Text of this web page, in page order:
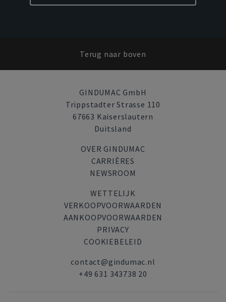
Terug naar boven
GINDUMAC GmbH
Trippstadter Strasse 110
67663 Kaiserslautern
Duitsland
OVER GINDUMAC
CARRIÈRES
NEWSROOM
WETTELIJK
VERKOOPVOORWAARDEN
AANKOOPVOORWAARDEN
PRIVACY
COOKIEBELEID
contact@gindumac.nl
+49 631 343738 20